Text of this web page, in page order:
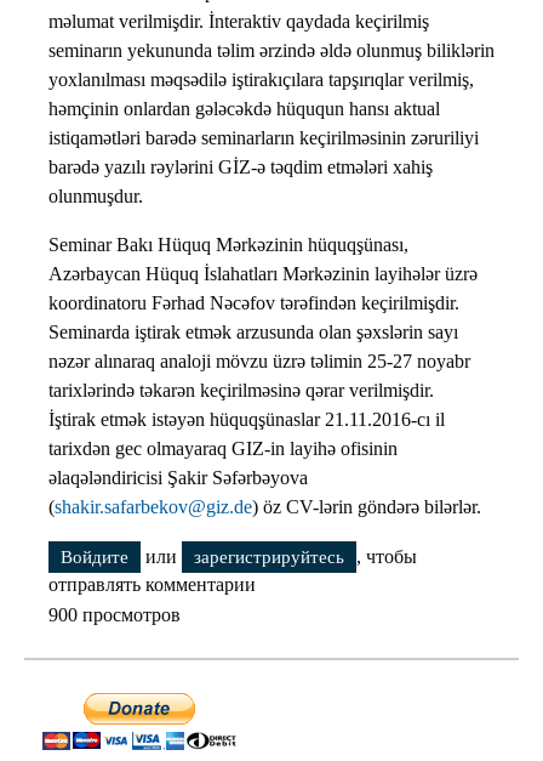
məlumat verilmişdir. İnteraktiv qaydada keçirilmiş
seminarın yekununda təlim ərzində əldə olunmuş biliklərin
yoxlanılması məqsədilə iştirakıçılara tapşırıqlar verilmiş,
həmçinin onlardan gələcəkdə hüququn hansı aktual
istiqamətləri barədə seminarların keçirilməsinin zəruriliyi
barədə yazılı rəylərini GİZ-ə təqdim etmələri xahiş
olunmuşdur.
Seminar Bakı Hüquq Mərkəzinin hüquqşünası,
Azərbaycan Hüquq İslahatları Mərkəzinin layihələr üzrə
koordinatoru Fərhad Nəcəfov tərəfindən keçirilmişdir.
Seminarda iştirak etmək arzusunda olan şəxslərin sayı
nəzər alınaraq analoji mövzu üzrə təlimin 25-27 noyabr
tarixlərində təkarən keçirilməsinə qərar verilmişdir.
İştirak etmək istəyən hüquqşünaslar 21.11.2016-cı il
tarixdən gec olmayaraq GIZ-in layihə ofisinin
əlaqələndiricisi Şakir Səfərbəyova
(shakir.safarbekov@giz.de) öz CV-lərin göndərə bilərlər.
Войдите или зарегистрируйтесь
, чтобы
отправлять комментарии
900 просмотров